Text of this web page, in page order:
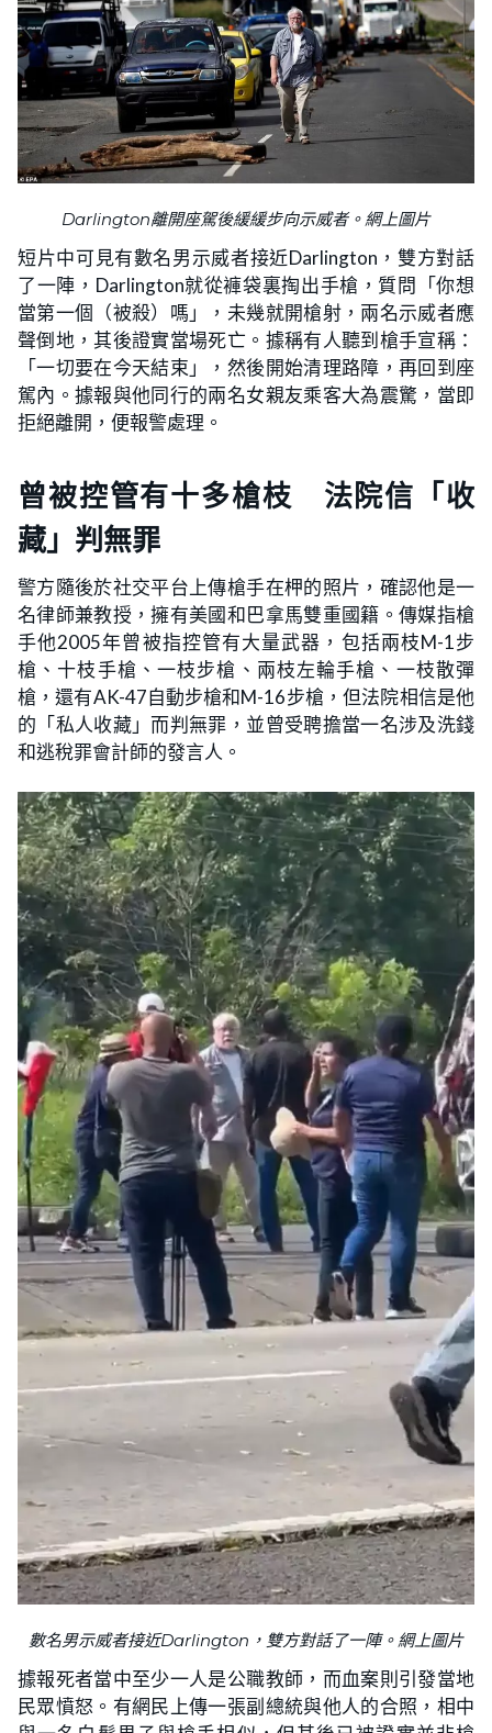
Darlington離開座駕後緩緩步向示威者。網上圖片
短片中可見有數名男示威者接近Darlington，雙方對話
了一陣，Darlington就從褲袋裏掏出手槍，質問「你想
當第一個（被殺）嗎」，未幾就開槍射，兩名示威者應
聲倒地，其後證實當場死亡。據稱有人聽到槍手宣稱：
「一切要在今天結束」，然後開始清理路障，再回到座
駕內。據報與他同行的兩名女親友乘客大為震驚，當即
拒絕離開，便報警處理。
曾被控管有十多槍枝 法院信「收
藏」判無罪
警方隨後於社交平台上傳槍手在柙的照片，確認他是一
名律師兼教授，擁有美國和巴拿馬雙重國籍。傳媒指槍
手他2005年曾被指控管有大量武器，包括兩枝M-1步
槍、十枝手槍、一枝步槍、兩枝左輪手槍、一枝散彈
槍，還有AK-47自動步槍和M-16步槍，但法院相信是他
的「私人收藏」而判無罪，並曾受聘擔當一名涉及洗錢
和逃稅罪會計師的發言人。
數名男示威者接近Darlington，雙方對話了一陣。網上圖片
據報死者當中至少一人是公職教師，而血案則引發當地
民眾憤怒。有網民上傳一張副總統與他人的合照，相中